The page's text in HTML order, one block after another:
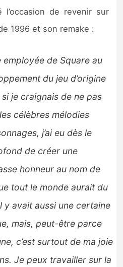
de revenir sur
1996 et son remake :
employée de Square au
du jeu d’origine
je craignais de ne pas
célèbres mélodies
j’ai eu dès le
de créer une
honneur au nom de
tout le monde aurait du
y avait aussi une certaine
mais, peut-être parce
c’est surtout de ma joie
Je peux travailler sur la